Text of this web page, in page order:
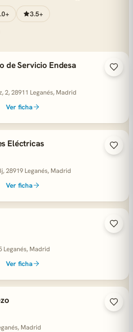
3.5+
de Servicio Endesa
2, 28911 Leganés, Madrid
Ver ficha
Eléctricas
28919 Leganés, Madrid
Ver ficha
Leganés, Madrid
Ver ficha
Madrid